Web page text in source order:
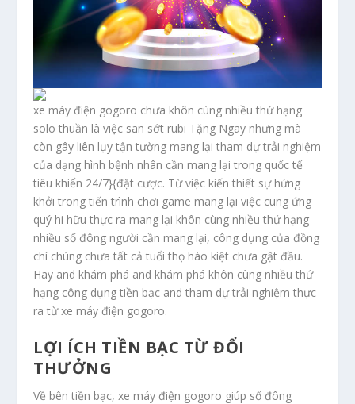
xe máy điện gogoro chưa khôn cùng nhiều thứ hạng
solo thuần là việc san sớt rubi Tặng Ngay nhưng mà
còn gây liên lụy tận tường mang lại tham dự trải nghiệm
của dạng hình bệnh nhân cần mang lại trong quốc tế
tiêu khiển 24/7}{đặt cược. Từ việc kiến thiết sự hứng
khởi trong tiến trình chơi game mang lại việc cung ứng
quý hi hữu thực ra mang lại khôn cùng nhiều thứ hạng
nhiều số đông người cần mang lại, công dụng của đồng
chí chúng chưa tất cả tuổi thọ hào kiệt chưa gật đầu.
Hãy and khám phá and khám phá khôn cùng nhiều thứ
hạng công dụng tiền bạc and tham dự trải nghiệm thực
ra từ xe máy điện gogoro.
LỢI ÍCH TIỀN BẠC TỪ ĐỔI
THƯỞNG
Về bên tiền bạc, xe máy điện gogoro giúp số đông